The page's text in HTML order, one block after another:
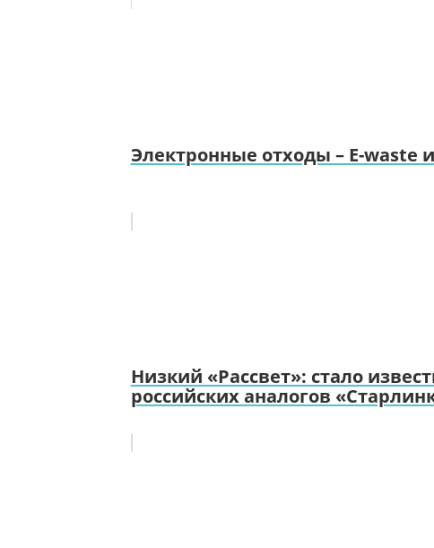
Электронные отходы – E-waste
Низкий «Рассвет»: стало
российских аналогов